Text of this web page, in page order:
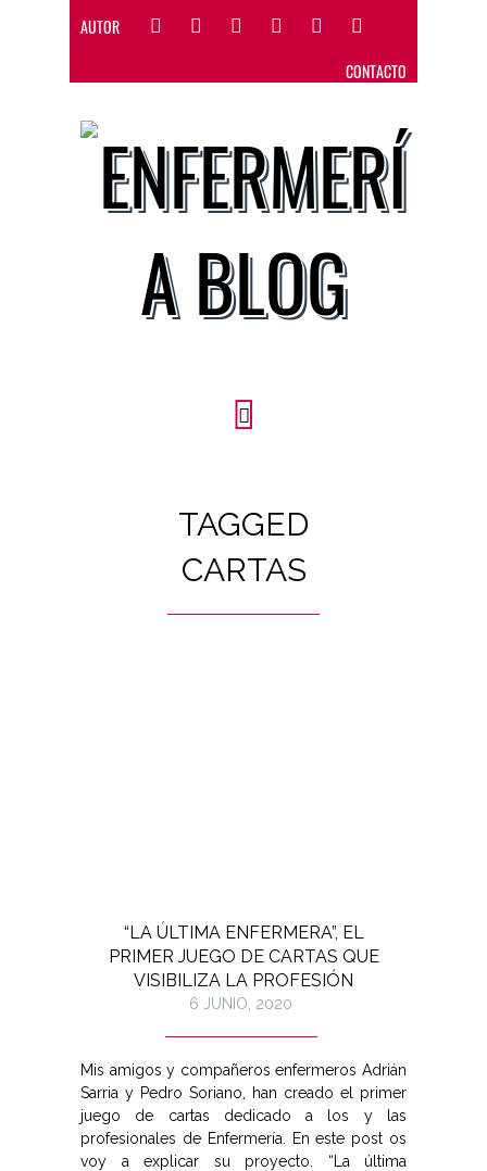
AUTOR
CONTACTO
TAGGED
CARTAS
“LA ÚLTIMA ENFERMERA”, EL
PRIMER JUEGO DE CARTAS QUE
VISIBILIZA LA PROFESIÓN
6 JUNIO, 2020
Mis amigos y compañeros enfermeros Adrián
Sarria y Pedro Soriano, han creado el primer
juego de cartas dedicado a los y las
profesionales de Enfermería. En este post os
voy a explicar su proyecto. “La última